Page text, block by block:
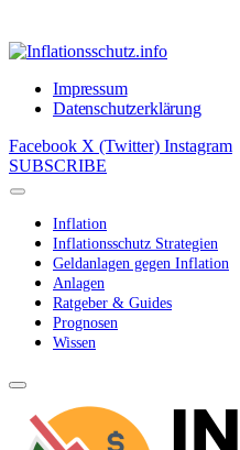
Impressum
Datenschutzerklärung
Facebook X (Twitter) Instagram
SUBSCRIBE
Inflation
Inflationsschutz Strategien
Geldanlagen gegen Inflation
Anlagen
Ratgeber & Guides
Prognosen
Wissen